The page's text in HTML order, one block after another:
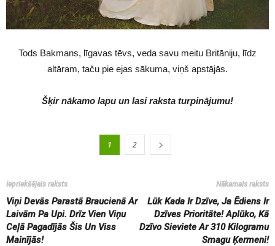
Tods Bakmans, līgavas tēvs, veda savu meitu Britāniju, līdz
altāram, taču pie ejas sākuma, viņš apstājās.
Šķir nākamo lapu un lasi raksta turpinājumu!
1 2
Iepriekšējais raksts
Viņi Devās Parastā Braucienā Ar
Laivām Pa Upi. Drīz Vien Viņu
Ceļā Pagadījās Šis Un Viss
Mainījās!
Nākamais raksts
Lūk Kada Ir Dzīve, Ja Ēdiens Ir
Dzīves Prioritāte! Aplūko, Kā
Dzīvo Sieviete Ar 310 Kilogramu
Smagu Ķermeni!